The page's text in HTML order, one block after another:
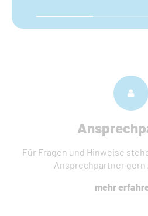
Für Fragen und Hinweise
Ansprechpartner gern
mehr